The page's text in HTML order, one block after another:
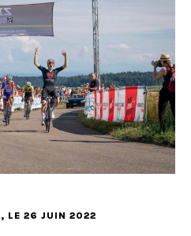
, LE 26 JUIN 2022